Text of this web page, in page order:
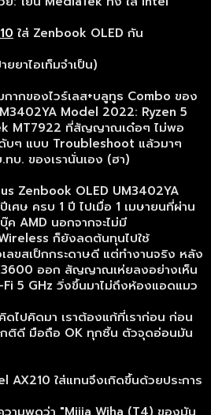
ใส่ Zenbook OLED กัน
ยยาไอเท็มจำเป็น)
กากของไวร์เลส+บลูทูธ Combo ของ
Model 2022: Ryzen 5
MT7922 ที่สัญญาณเด๋อๆ ไม่พอ
ๆ แบบ Troubleshoot แล้วมาๆ
. ของเรานั่นเอง (ฮา)
Zenbook OLED UM3402YA
ศษ ครบ 1 ปี ไปเมื่อ 1 เมษายนที่ผ่าน
AMD นอกจากจะไม่มี
ก็ยังลดต้นทุนไปใช้
ลขสเป็กกระดาษดี แต่ทำงานจริง หลัง
ออก สัญญาณเห่ยลงอย่างเห็น
Fi 5 GHz วิ่งขึ้นมาไม่ถึงห้องแอดแมว
ไปคิดมา เราต้องแก้ที่เราก่อน ก่อน
กติดี มือถือ OK ทุกชิ้น ตัวจุดอ่อนมัน
AX210 ใส่แทนจึงเกิดขึ้นด้วยประการ